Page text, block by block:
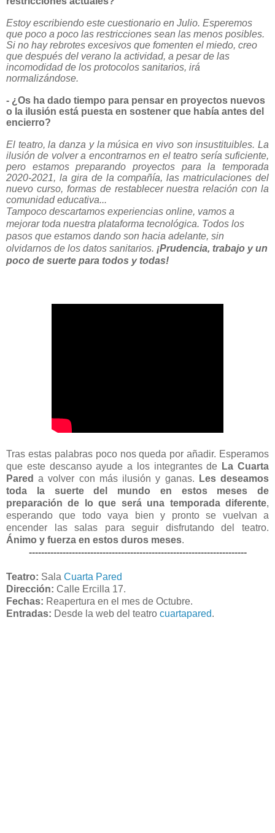
Estoy escribiendo este cuestionario en Julio. Esperemos
que poco a poco las restricciones sean las menos posibles.
Si no hay rebrotes excesivos que fomenten el miedo, creo
que después del verano la actividad, a pesar de las
incomodidad de los protocolos sanitarios, irá
normalizándose.
- ¿Os ha dado tiempo para pensar en proyectos nuevos
o la ilusión está puesta en sostener que había antes del
encierro?
El teatro, la danza y la música en vivo son insustituibles. La
ilusión de volver a encontrarnos en el teatro sería suficiente,
pero estamos preparando proyectos para la temporada
2020-2021, la gira de la compañía, las matriculaciones del
nuevo curso, formas de restablecer nuestra relación con la
comunidad educativa...
Tampoco descartamos experiencias online, vamos a
mejorar toda nuestra plataforma tecnológica. Todos los
pasos que estamos dando son hacia adelante, sin
olvidarnos de los datos sanitarios. ¡Prudencia, trabajo y un
poco de suerte para todos y todas!
Tras estas palabras poco nos queda por añadir. Esperamos
que este descanso ayude a los integrantes de La Cuarta
Pared a volver con más ilusión y ganas. Les deseamos
toda la suerte del mundo en estos meses de
preparación de lo que será una temporada diferente,
esperando que todo vaya bien y pronto se vuelvan a
encender las salas para seguir disfrutando del teatro.
Ánimo y fuerza en estos duros meses.
-----------------------------------------------------------------------
Teatro: Sala Cuarta Pared
Dirección: Calle Ercilla 17.
Fechas: Reapertura en el mes de Octubre.
Entradas: Desde la web del teatro cuartapared.